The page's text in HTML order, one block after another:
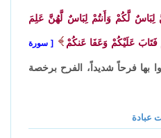
لِبَاسٌ لَّكُمْ وَأَنتُمْ لِبَاسٌ لَّهُنَّ عَلِمَ
فَتَابَ عَلَيْكُمْ وَعَفَا عَنكُمْ سورة
بها فرحاً شديداً، الفرح برخصة
عبادة